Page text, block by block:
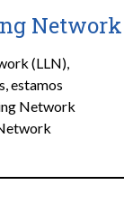
Network
(LLN),
estamos
Network